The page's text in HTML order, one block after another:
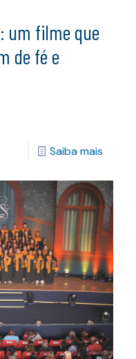
um filme que
de fé e
Saiba mais